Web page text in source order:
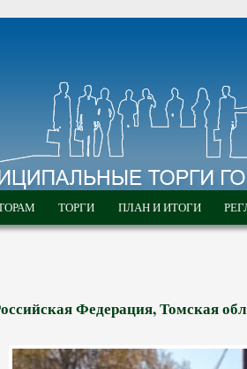
ТОРГИ ПЛАН И ИТОГИ
Федерация, Томская